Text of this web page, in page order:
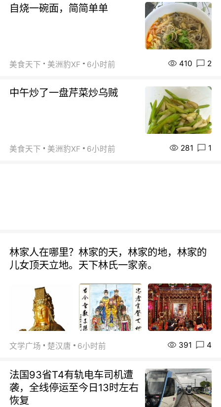
自烧一碗面，简简单单
美食天下 美洲豹XF 6小时前 410 2
中午炒了一盘芹菜炒乌贼
美食天下 美洲豹XF 6小时前 281 1
林家人在哪里？林家的天，林家的地，林家的
儿女顶天立地。天下林氏一家亲。
文学广场 楚汉唐 6小时前 391 4
法国93省T4有轨电车司机遭
袭，全线停运至今日13时左右
恢复